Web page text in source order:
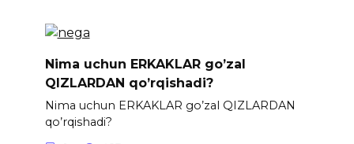
Nima uchun ERKAKLAR go’zal
QIZLARDAN qo’rqishadi?
Nima uchun ERKAKLAR go’zal QIZLARDAN
qo’rqishadi?